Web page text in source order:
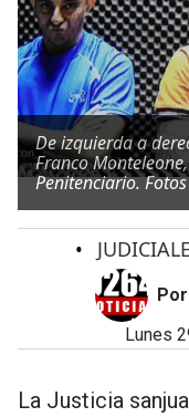
De izquierda a
Franco
Penitenciario.
•
lunes
La Justicia